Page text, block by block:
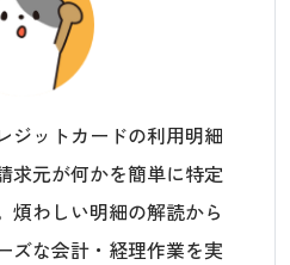
ジットカードの利用明細
求元が何かを簡単に特定
煩わしい明細の解読から
ズな会計・経理作業を実